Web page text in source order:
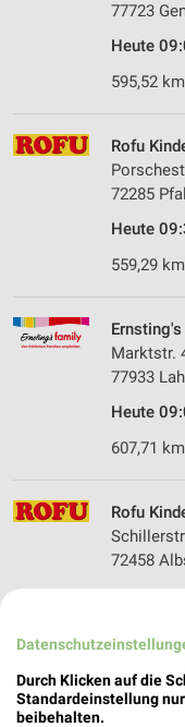
77723
Heute
595,52 km
Rofu
72285
Heute
559,29
Marktstr.
77933
Heute
607,71 km
Rofu
72458
Durch Klicken auf die
Standardeinstellung
beibehalten.